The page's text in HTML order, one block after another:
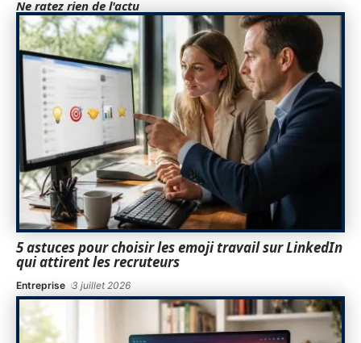
Ne ratez rien de l'actu
5 astuces pour choisir les emoji travail sur LinkedIn
qui attirent les recruteurs
Entreprise 3 juillet 2026